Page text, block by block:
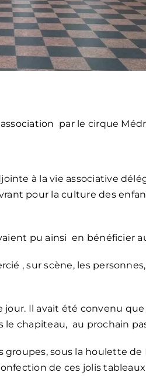
par le cirque
à la vie associative
pour la culture des
pu ainsi en bénéficier
, sur scène, les
Il avait été convenu
chapiteau, au prochain
sous la houlette de
de ces jolis